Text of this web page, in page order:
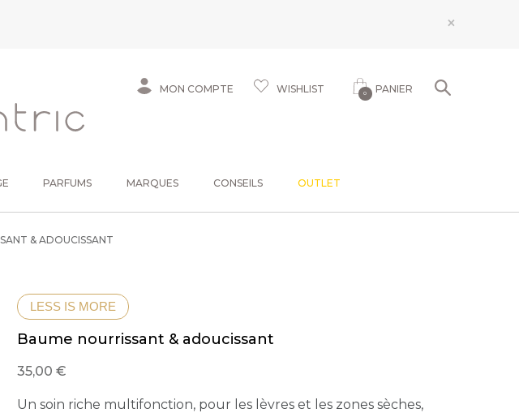
×
MON COMPTE WISHLIST 0 PANIER
PARFUMS MARQUES CONSEILS OUTLET
& ADOUCISSANT
LESS IS MORE
Baume nourrissant & adoucissant
35,00
Un soin riche multifonction, pour les lèvres et les zones sèches,